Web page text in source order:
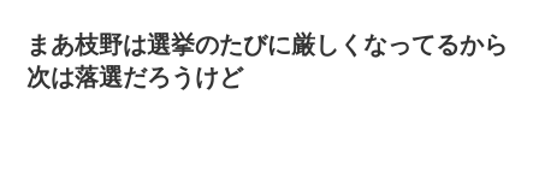
まあ枝野は選挙のたびに厳しくなってるから
次は落選だろうけど